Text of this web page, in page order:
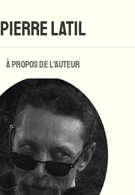
PIERRE LATIL
À propos de l'auteur